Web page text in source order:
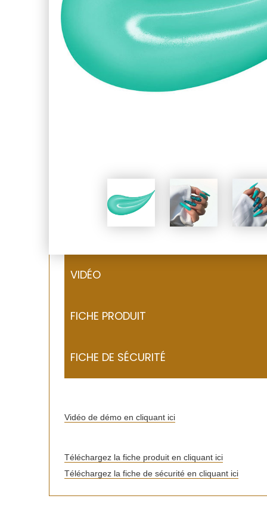
VIDÉO
FICHE PRODUIT
FICHE DE SÉCURITÉ
Vidéo de démo en cliquant ici
Téléchargez la fiche produit en cliquant ici
Téléchargez la fiche de sécurité en cliquant ici